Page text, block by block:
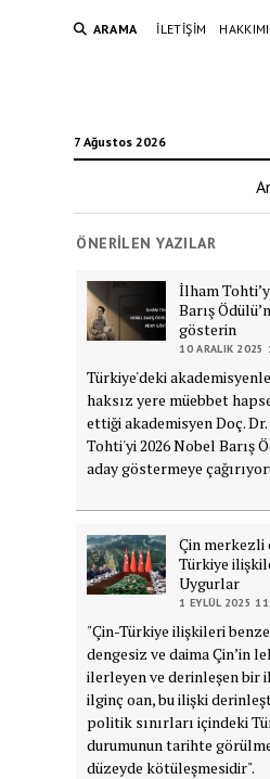
ARAMA İLETIŞIM
7 Ağustos 2026
ÖNERILEN YAZILAR
İlham
Barış
gösterin
10 ARALIK 2025
Türkiye'deki
haksız yere müebbet
ettiği akademisyen Doç.
Tohti'yi 2026 Nobel Barış
aday göstermeye
Çin merkezli
Türkiye
Uygurlar
1 EYLÜL 2025
"Çin-Türkiye ilişkileri
dengesiz ve daima Çin’in
ilerleyen ve derinleşen bir
ilginç oan, bu ilişki
politik sınırları içindeki
durumunun tarihte
düzeyde kötüleşmesidir".